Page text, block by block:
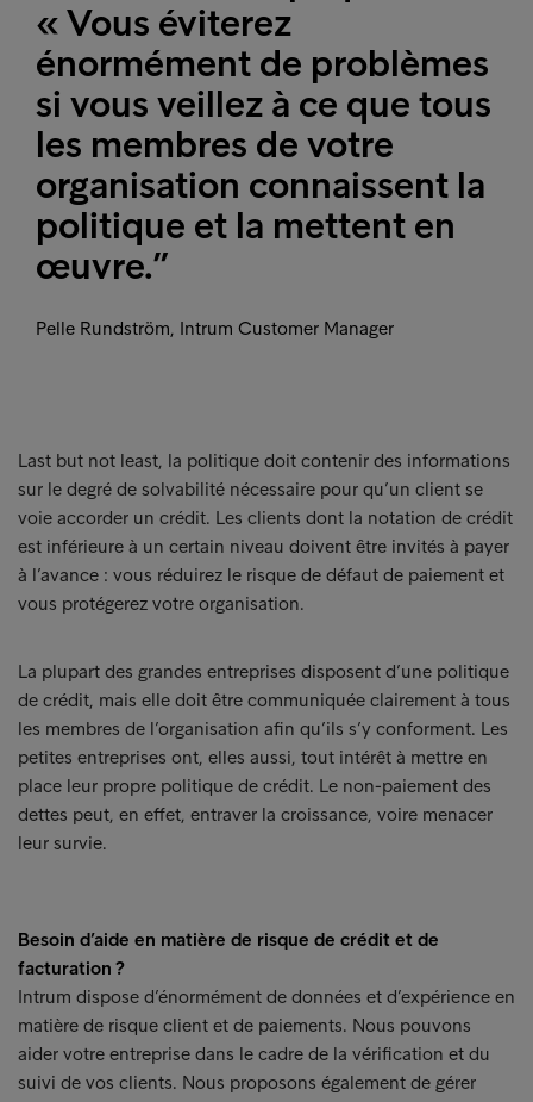
« Vous éviterez
énormément de problèmes
si vous veillez à ce que tous
les membres de votre
organisation connaissent la
politique et la mettent en
œuvre.”
Pelle Rundström, Intrum Customer Manager
Last but not least, la politique doit contenir des informations
sur le degré de solvabilité nécessaire pour qu’un client se
voie accorder un crédit. Les clients dont la notation de crédit
est inférieure à un certain niveau doivent être invités à payer
à l’avance : vous réduirez le risque de défaut de paiement et
vous protégerez votre organisation.
La plupart des grandes entreprises disposent d’une politique
de crédit, mais elle doit être communiquée clairement à tous
les membres de l’organisation afin qu’ils s’y conforment. Les
petites entreprises ont, elles aussi, tout intérêt à mettre en
place leur propre politique de crédit. Le non-paiement des
dettes peut, en effet, entraver la croissance, voire menacer
leur survie.
Besoin d’aide en matière de risque de crédit et de
facturation ?
Intrum dispose d’énormément de données et d’expérience en
matière de risque client et de paiements. Nous pouvons
aider votre entreprise dans le cadre de la vérification et du
suivi de vos clients. Nous proposons également de gérer